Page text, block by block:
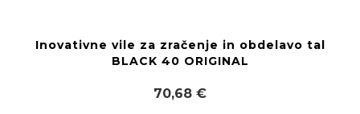
Inovativne vile za zračenje in obdelavo tal
BLACK 40 ORIGINAL
70,68 €